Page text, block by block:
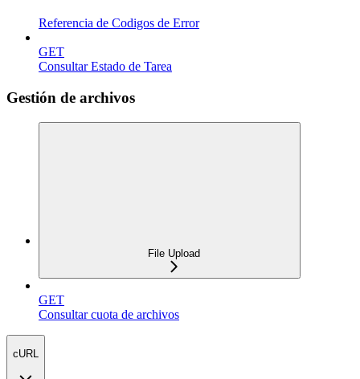
Referencia de Codigos de Error
GET
Consultar Estado de Tarea
Gestión de archivos
File Upload
GET
Consultar cuota de archivos
cURL